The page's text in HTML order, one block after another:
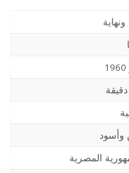
ونهاية
وأسود
المصرية